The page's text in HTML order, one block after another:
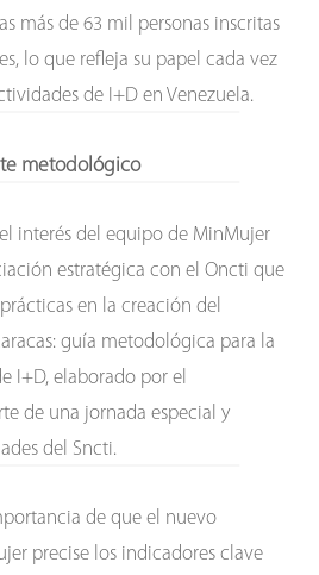
más de 63 mil personas inscritas
lo que refleja su papel cada vez
de I+D en Venezuela.
metodológico
interés del equipo de MinMujer
estratégica con el Oncti que
en la creación del
guía metodológica para la
I+D, elaborado por el
de una jornada especial y
del Sncti.
de que el nuevo
precise los indicadores clave